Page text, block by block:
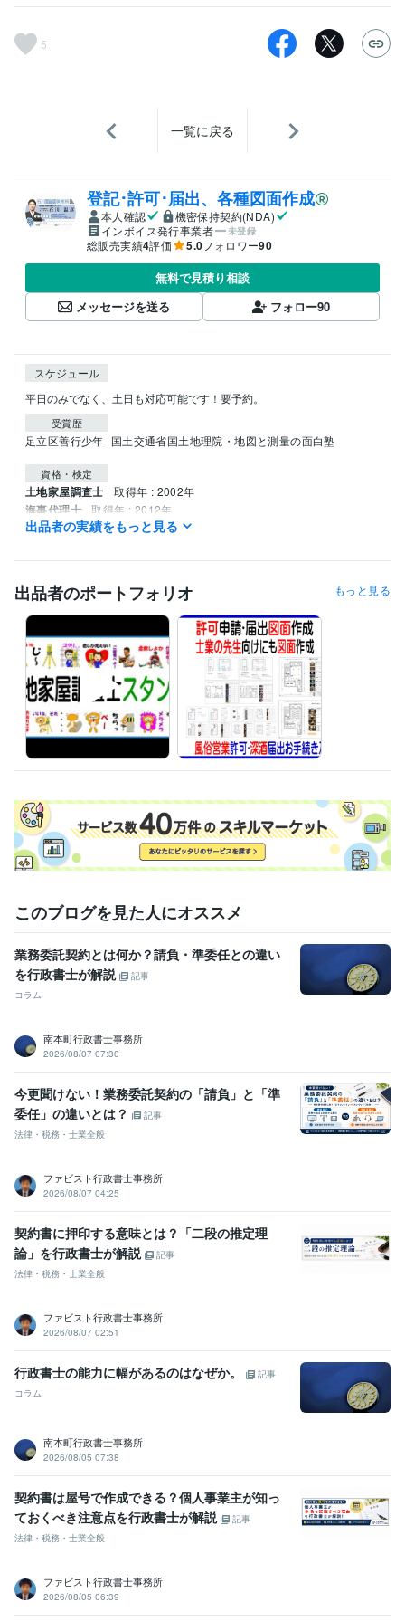
5
一覧に戻る
登記･許可･届出、各種図面作成
本人確認
機密保持契約(NDA)
インボイス発行事業者
未登録
総販売実績4評価 5.0フォロワー90
無料で見積り相談
メッセージを送る
フォロー90
スケジュール
平日のみでなく、土日も対応可能です！要予約。
受賞歴
足立区善行少年 国土交通省国土地理院・地図と測量の面白塾
資格・検定
土地家屋調査士 取得年 : 2002年
海事代理士 取得年 : 2012年
宅地建物取引士 取得年 : 1995年
１級船舶免許＜小型船舶操縦士＞ 取得年 : 2013年
損害保険代理店上級資格
得意分野
ビジネス代行・事務代行 登記･許可･届出、各種図面作成
建物表題登記、図面
出品者の実績をもっと見る
出品者のポートフォリオ もっと見る
このブログを見た人にオススメ
業務委託契約とは何か？請負・準委任との違い
を行政書士が解説
記事
コラム
南本町行政書士事務所
2026/08/07 07:30
今更聞けない！業務委託契約の「請負」と「準
委任」の違いとは？
記事
法律・税務・士業全般
ファビスト行政書士事務所
2026/08/07 04:25
契約書に押印する意味とは？「二段の推定理
論」を行政書士が解説
記事
法律・税務・士業全般
ファビスト行政書士事務所
2026/08/07 02:51
行政書士の能力に幅があるのはなぜか。
記事
コラム
南本町行政書士事務所
2026/08/05 07:38
契約書は屋号で作成できる？個人事業主が知っ
ておくべき注意点を行政書士が解説
記事
法律・税務・士業全般
ファビスト行政書士事務所
2026/08/05 06:39